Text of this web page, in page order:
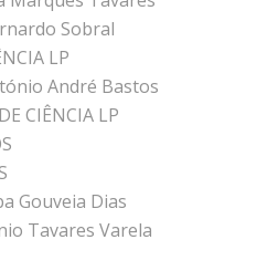
Sobral
LP
André Bastos
CIÊNCIA LP
Gouveia Dias
Tavares Varela